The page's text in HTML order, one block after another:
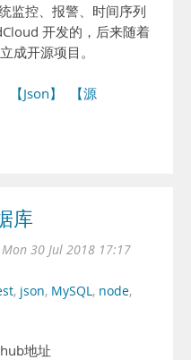
监控、报警、时间序列
开发的，后来随着
成开源项目。
【Json】
【源
库
Mon 30 Jul 2018 17:17
, json, MySQL, node,
地址